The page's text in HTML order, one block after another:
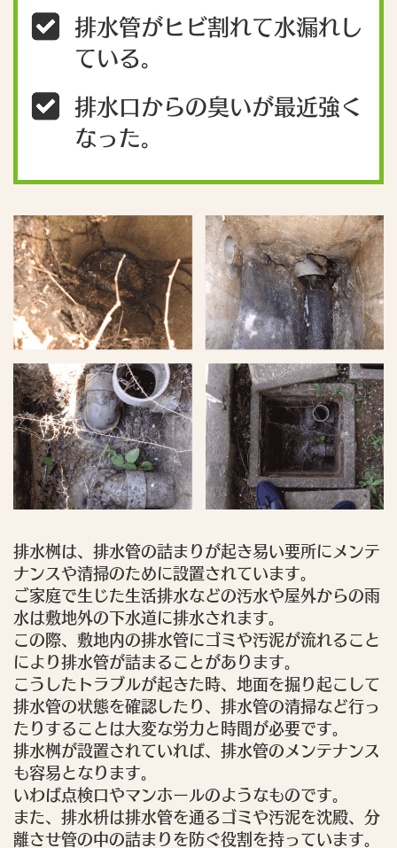
排水管がヒビ割れて水漏れし
ている。
排水口からの臭いが最近強く
なった。
排水桝は、排水管の詰まりが起き易い要所にメンテ
ナンスや清掃のために設置されています。
ご家庭で生じた生活排水などの汚水や屋外からの雨
水は敷地外の下水道に排水されます。
この際、敷地内の排水管にゴミや汚泥が流れること
により排水管が詰まることがあります。
こうしたトラブルが起きた時、地面を掘り起こして
排水管の状態を確認したり、排水管の清掃など行っ
たりすることは大変な労力と時間が必要です。
排水桝が設置されていれば、排水管のメンテナンス
も容易となります。
いわば点検口やマンホールのようなものです。
また、排水枡は排水管を通るゴミや汚泥を沈殿、分
離させ管の中の詰まりを防ぐ役割を持っています。